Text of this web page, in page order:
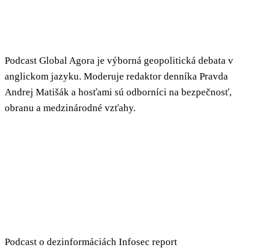
Podcast Global Agora je výborná geopolitická debata v
anglickom jazyku. Moderuje redaktor denníka Pravda
Andrej Matišák a hosťami sú odborníci na bezpečnosť,
obranu a medzinárodné vzťahy.
Podcast o dezinformáciách Infosec report